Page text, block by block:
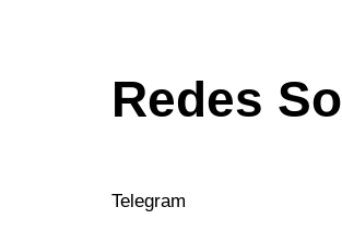
Redes
Telegram